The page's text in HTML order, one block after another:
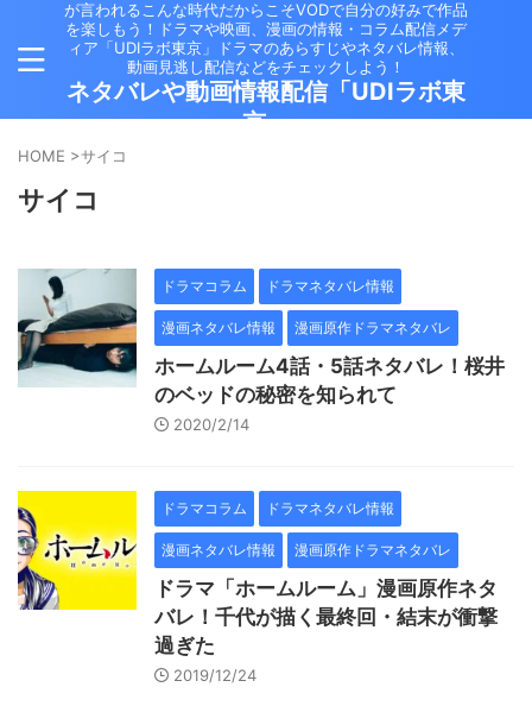
が言われるこんな時代だからこそVODで自分の好みで作品
を楽しもう！ドラマや映画、漫画の情報・コラム配信メデ
ィア「UDIラボ東京」ドラマのあらすじやネタバレ情報、
動画見逃し配信などをチェックしよう！
ネタバレや動画情報配信「UDIラボ東
京」
HOME >サイコ
サイコ
ドラマコラム ドラマネタバレ情報
漫画ネタバレ情報 漫画原作ドラマネタバレ
ホームルーム4話・5話ネタバレ！桜井
のベッドの秘密を知られて
2020/2/14
ドラマコラム ドラマネタバレ情報
漫画ネタバレ情報 漫画原作ドラマネタバレ
ドラマ「ホームルーム」漫画原作ネタ
バレ！千代が描く最終回・結末が衝撃
過ぎた
2019/12/24